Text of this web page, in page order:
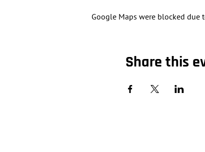
Google Maps were blocked due
Share this